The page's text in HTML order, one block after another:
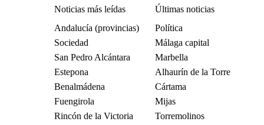
Noticias más leídas
Últimas noticias
Andalucía (provincias)
Política
Sociedad
Málaga capital
San Pedro Alcántara
Marbella
Estepona
Alhaurín de la Torre
Benalmádena
Cártama
Fuengirola
Mijas
Rincón de la Victoria
Torremolinos